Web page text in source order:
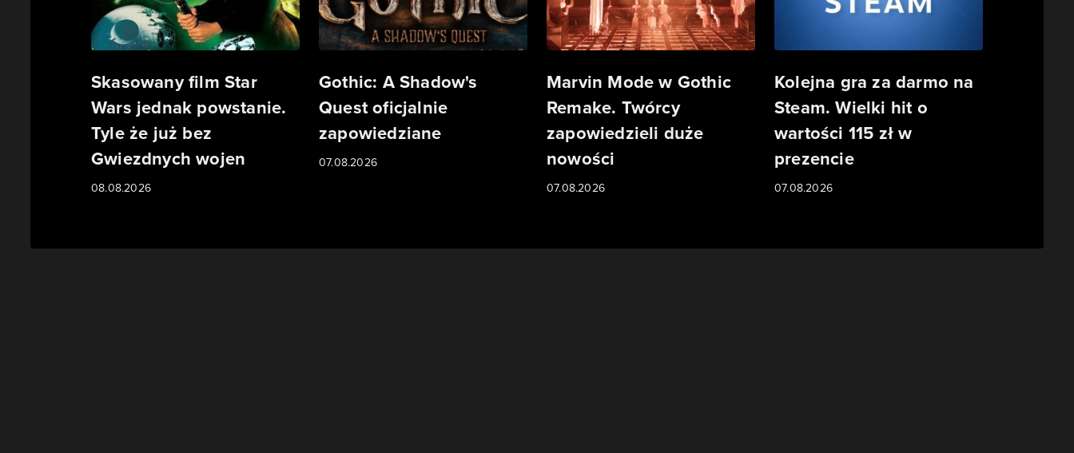
Skasowany film Star
Wars jednak powstanie.
Tyle że już bez
Gwiezdnych wojen
08.08.2026
Gothic: A Shadow's
Quest oficjalnie
zapowiedziane
07.08.2026
Marvin Mode w Gothic
Remake. Twórcy
zapowiedzieli duże
nowości
07.08.2026
Kolejna gra za darmo na
Steam. Wielki hit o
wartości 115 zł w
prezencie
07.08.2026